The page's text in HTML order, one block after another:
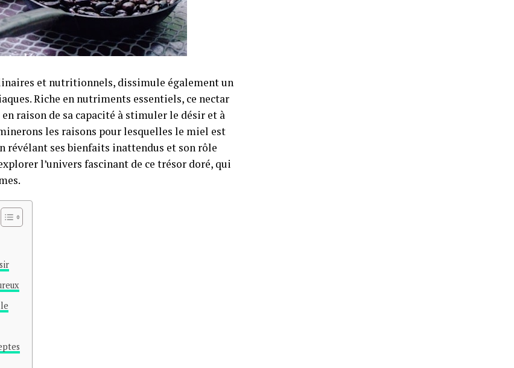
et nutritionnels, dissimule également un
Riche en nutriments essentiels, ce nectar
raison de sa capacité à stimuler le désir et à
les raisons pour lesquelles le miel est
révélant ses bienfaits inattendus et son rôle
l’univers fascinant de ce trésor doré, qui